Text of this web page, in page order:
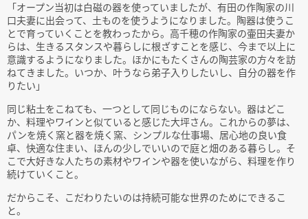
「オープン当初は白磁の器を使っていましたが、有田の作陶家の川
口夫妻に出会って、土ものを使うようになりました。陶器は使うこ
とで育っていくことを教わったから。高千穂の作陶家の壷田夫妻か
らは、生きるスタンスや暮らしに根ざすことを感じ、今まで以上に
意識するようになりました。ほかにもたくさんの陶芸家の方々を訪
ねてきました。いつか、叶うなら弟子入りしたいし、自分の器を作
りたい」
同じ粘土をこねても、一つとして同じものにならない。器はどこ
か、料理やワインと似ていると感じた大坪さん。これからの夢は、
パンを焼く窯と器を焼く窯、シンプルな仕事場、居心地の良い食
卓、快適な住まい、ほんの少しでいいので庭と畑のある暮らし。そ
こで大好きな人たちの素材やワインや器を使いながら、料理を作り
続けていくこと。
だからこそ、こだわりたいのは持続可能な世界のためにできるこ
と。